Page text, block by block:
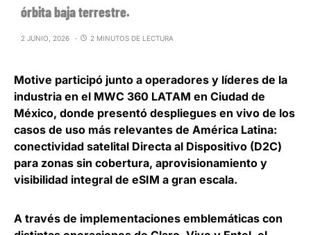
órbita baja terrestre.
2 JUNIO, 2026 2 MINUTOS DE LECTURA
Motive participó junto a operadores y líderes de la
industria en el MWC 360 LATAM en Ciudad de
México, donde presentó despliegues en vivo de los
casos de uso más relevantes de América Latina:
conectividad satelital Directa al Dispositivo (D2C)
para zonas sin cobertura, aprovisionamiento y
visibilidad integral de eSIM a gran escala.
A través de implementaciones emblemáticas con